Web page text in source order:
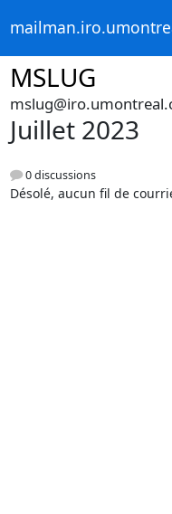
MSLUG
Juillet 2023
0 discussions
Désolé, aucun fil de